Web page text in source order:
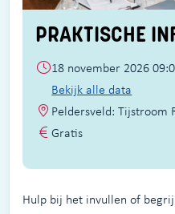
PRAKTISCHE
18 november 2026
Bekijk alle data
Peldersveld: Tijstroom
Gratis
Hulp bij het invullen of